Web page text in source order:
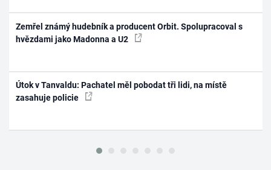
Zemřel známý hudebník a producent Orbit. Spolupracoval s
hvězdami jako Madonna a U2
Útok v Tanvaldu: Pachatel měl pobodat tři lidi, na místě
zasahuje policie